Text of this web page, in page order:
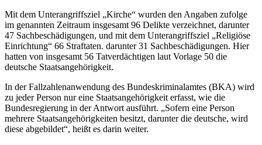
Mit dem Unterangriffsziel „Kirche“ wurden den Angaben zufolge
im genannten Zeitraum insgesamt 96 Delikte verzeichnet, darunter
47 Sachbeschädigungen, und mit dem Unterangriffsziel „Religiöse
Einrichtung“ 66 Straftaten. darunter 31 Sachbeschädigungen. Hier
hatten von insgesamt 56 Tatverdächtigen laut Vorlage 50 die
deutsche Staatsangehörigkeit.
In der Fallzahlenanwendung des Bundeskriminalamtes (BKA) wird
zu jeder Person nur eine Staatsangehörigkeit erfasst, wie die
Bundesregierung in der Antwort ausführt. „Sofern eine Person
mehrere Staatsangehörigkeiten besitzt, darunter die deutsche, wird
diese abgebildet“, heißt es darin weiter.